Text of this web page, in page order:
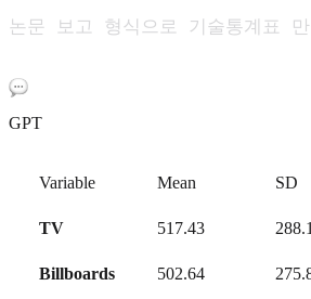
논문 보고 형식으로 기술통계표
GPT
Variable Mean SD
TV 517.43
Billboards 502.64